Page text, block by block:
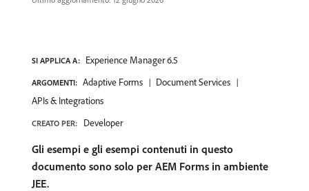
SI APPLICA A: Experience Manager 6.5
ARGOMENTI: Adaptive Forms
Document Services
APIs & Integrations
CREATO PER: Developer
Gli esempi e gli esempi contenuti in questo
documento sono solo per AEM Forms in ambiente
JEE.